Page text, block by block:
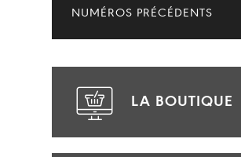
NUMÉROS PRÉCÉDENTS
LA BOUTIQUE